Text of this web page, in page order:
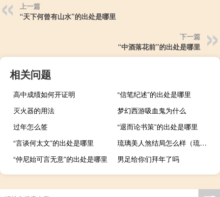
上一篇
“天下何曾有山水”的出处是哪里
下一篇
“中酒落花前”的出处是哪里
相关问题
高中成绩如何开证明
“信笔纪述”的出处是哪里
灭火器的用法
梦幻西游吸血鬼为什么
过年怎么签
“退而论书策”的出处是哪里
“言谈何太文”的出处是哪里
琉璃美人煞结局怎么样（琉璃美人煞结局描述 谢谢）
“仲尼始可言无意”的出处是哪里
男足给你们拜年了吗